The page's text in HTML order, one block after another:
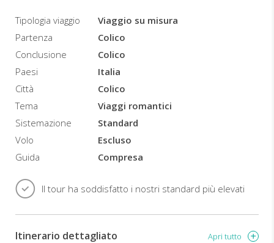
Tipologia viaggio
Viaggio su misura
Partenza
Colico
Conclusione
Colico
Paesi
Italia
Città
Colico
Tema
Viaggi romantici
Sistemazione
Standard
Volo
Escluso
Guida
Compresa
Il tour ha soddisfatto i nostri standard più elevati
Itinerario dettagliato Apri tutto